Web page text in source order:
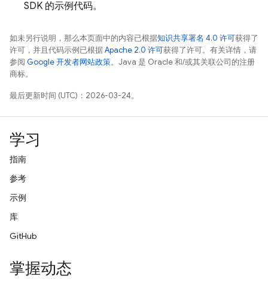
SDK 的示例代码。
如未另行说明，那么本页面中的内容已根据知识共享署名 4.0 许可获得了
许可，并且代码示例已根据Apache 2.0 许可获得了许可。有关详情，请
参阅 Google 开发者网站政策。Java 是 Oracle 和/或其关联公司的注册
商标。
最后更新时间 (UTC)：2026-03-24。
学习
指南
参考
示例
库
GitHub
掌握动态